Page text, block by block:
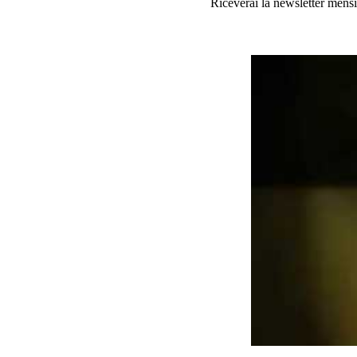
Riceverai la newsletter